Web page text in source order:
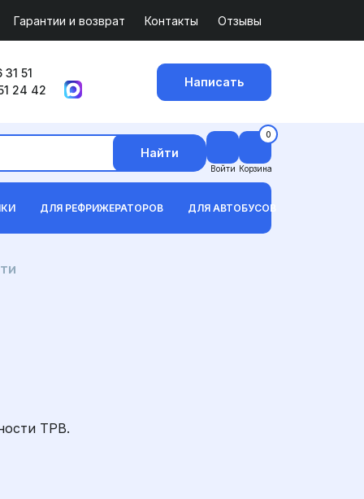
Гарантии и возврат Контакты Отзывы
51
24 42
Написать
Найти
Войти
0
Корзина
ДЛЯ РЕФРИЖЕРАТОРОВ ДЛЯ АВТОБУСОВ
ТРВ.